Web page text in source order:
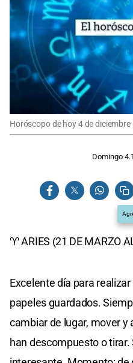
Horóscopo de hoy 4 de diciembre
Domingo
♈ ARIES (21 DE MARZO
Excelente día para
papeles guardados.
cambiar de lugar, mover y
han descompuesto o